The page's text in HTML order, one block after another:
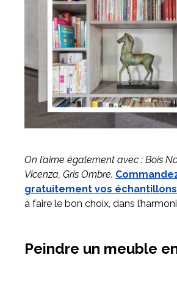
On l’aime également avec : Bois
Vicenza, Gris Ombre.
gratuitement vos échantillons
à faire le bon choix, dans
Peindre un meuble